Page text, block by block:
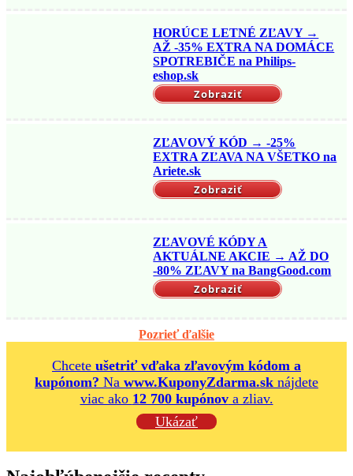
HORÚCE LETNÉ ZĽAVY →
AŽ -35% EXTRA NA DOMÁCE
SPOTREBIČE na Philips-
eshop.sk
Zobraziť
ZĽAVOVÝ KÓD → -25%
EXTRA ZĽAVA NA VŠETKO na
Ariete.sk
Zobraziť
ZĽAVOVÉ KÓDY A
AKTUÁLNE AKCIE → AŽ DO
-80% ZĽAVY na BangGood.com
Zobraziť
Pozrieť ďalšie
Chcete ušetriť vďaka zľavovým kódom a
kupónom? Na www.KuponyZdarma.sk nájdete
viac ako 12 700 kupónova zliav.
Ukázať